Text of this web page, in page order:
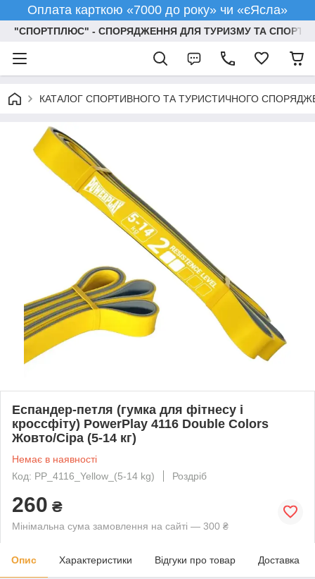
Оплата карткою «7000 до року» чи «єЯсла»
"СПОРТПЛЮС" - СПОРЯДЖЕННЯ ДЛЯ ТУРИЗМУ ТА СПОРТУ
КАТАЛОГ СПОРТИВНОГО ТА ТУРИСТИЧНОГО
Еспандер-петля (гумка для фітнесу і
кроссфіту) PowerPlay 4116 Double Colors
Жовто/Сіра (5-14 кг)
Немає в наявності
Код: PP_4116_Yellow_(5-14 kg)
Роздріб
260 ₴
Мінімальна сума замовлення на сайті — 300 ₴
Опис Характеристики Відгуки про товар Доставка